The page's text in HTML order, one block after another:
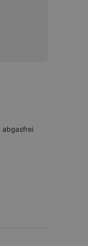
abgasfrei